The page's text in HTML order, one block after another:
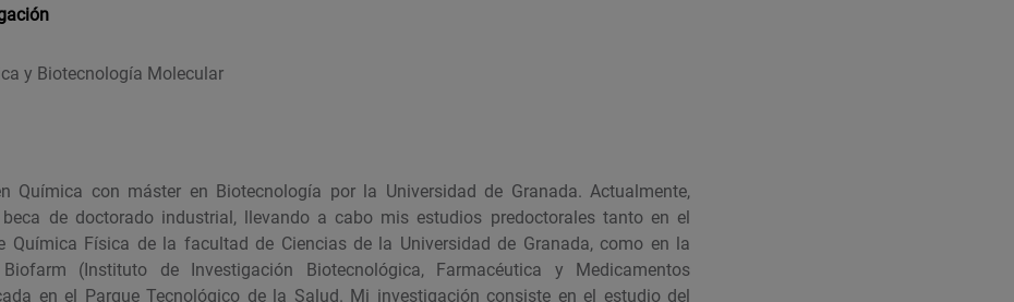
y Biotecnología Molecular
Química con máster en Biotecnología por la Universidad de Granada. Actualmente,
de doctorado industrial, llevando a cabo mis estudios predoctorales tanto en el
Química Física de la facultad de Ciencias de la Universidad de Granada, como en la
(Instituto de Investigación Biotecnológica, Farmacéutica y Medicamentos
en el Parque Tecnológico de la Salud. Mi investigación consiste en el estudio del